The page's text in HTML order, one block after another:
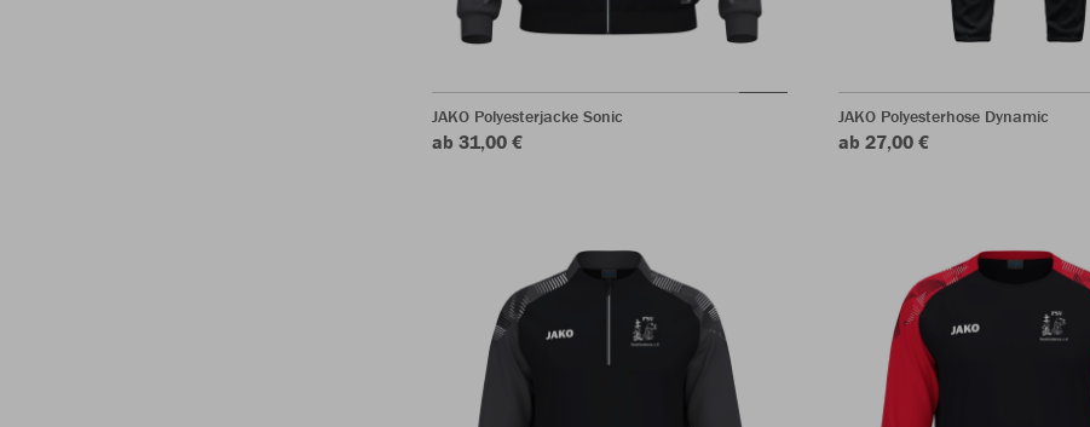
JAKO Polyesterjacke Sonic
ab 31,00 €
JAKO Polyesterhose Dynamic
ab 27,00 €